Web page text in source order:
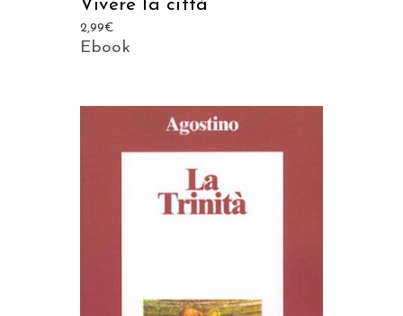
Vivere la città
2,99€
Ebook